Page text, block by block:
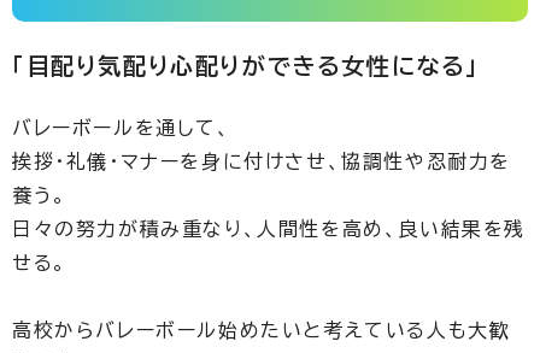
「目配り気配り心配りができる女性になる」
バレーボールを通して、
挨拶･礼儀･マナーを身に付けさせ、協調性や忍耐力を
養う。
日々の努力が積み重なり、人間性を高め、良い結果を残
せる。
高校からバレーボール始めたいと考えている人も大歓